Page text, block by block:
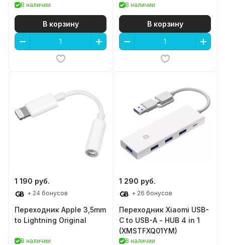
В наличии
В корзину
В наличии
В корзину
1 190 руб.
+ 24 бонусов
Переходник Apple 3,5mm
to Lightning Original
В наличии
1 290 руб.
+ 26 бонусов
Переходник Xiaomi USB-
C to USB-A - HUB 4 in 1
(XMSTFXQ01YM)
В наличии